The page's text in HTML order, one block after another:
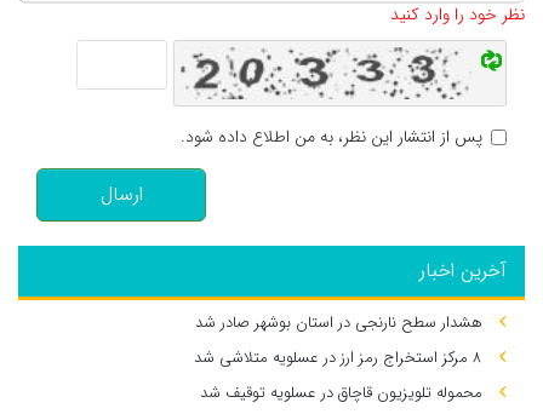
نظر خود را وارد کنید
پس از انتشار این نظر، به من اطلاع داده شود.
ارسال
آخرین اخبار
هشدار سطح نارنجی در استان بوشهر صادر شد
۸ مرکز استخراج رمز ارز در عسلویه متلاشی شد
محموله تلویزیون قاچاق در عسلویه توقیف شد